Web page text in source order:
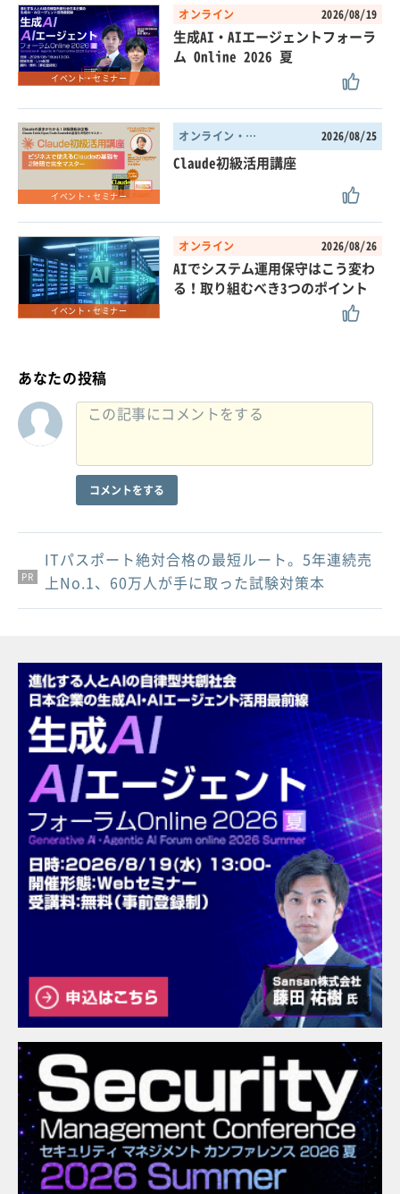
イベント・セミナー
オンライン 2026/08/19
生成AI・AIエージェントフォーラ
ム Online 2026 夏
イベント・セミナー
オンライン・東京都 2026/08/25
Claude初級活用講座
イベント・セミナー
オンライン 2026/08/26
AIでシステム運用保守はこう変わ
る！取り組むべき3つのポイント
あなたの投稿
コメントをする
PR
PR
PR
ITパスポート絶対合格の最短ルート。5年連続売
上No.1、60万人が手に取った試験対策本